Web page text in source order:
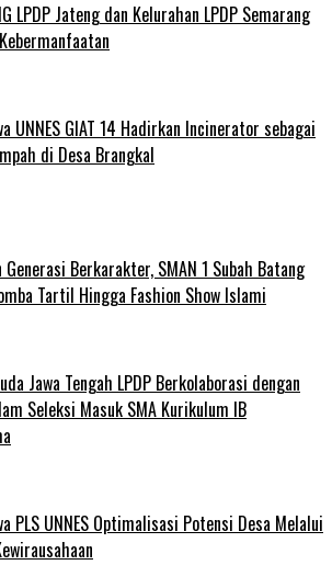
LPDP Jateng dan Kelurahan LPDP Semarang
UNNES GIAT 14 Hadirkan Incinerator sebagai
di Desa Brangkal
Generasi Berkarakter, SMAN 1 Subah Batang
Tartil Hingga Fashion Show Islami
Jawa Tengah LPDP Berkolaborasi dengan
Seleksi Masuk SMA Kurikulum IB
PLS UNNES Optimalisasi Potensi Desa Melalui